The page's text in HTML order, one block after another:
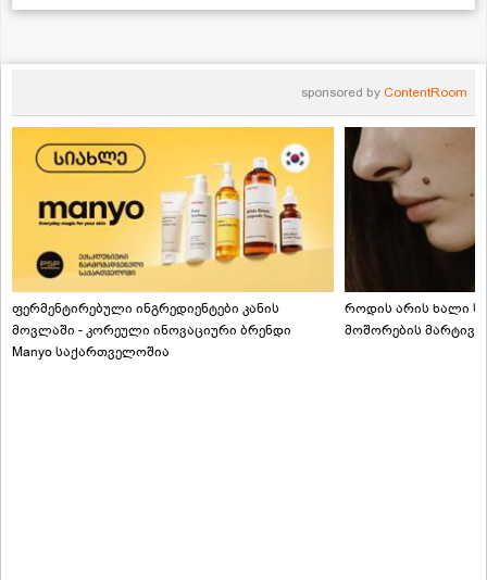
sponsored by ContentRoom
ფერმენტირებული ინგრედიენტები კანის
მოვლაში - კორეული ინოვაციური ბრენდი
Manyo საქართველოშია
როდის არის ხალი
მოშორების